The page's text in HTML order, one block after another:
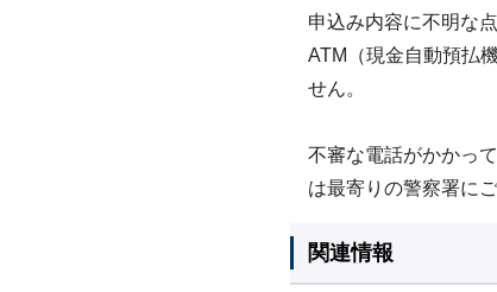
申込み内容に不明な
ATM（現金自動預払
せん。
不審な電話がかかっ
は最寄りの警察署に
関連情報